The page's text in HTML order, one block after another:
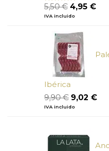
Valorado
con
de
5
5,50€ El
precio
era:
5,50 €.
4,95 €El
IVA incluido
Ibérica
9,90€ El
precio
9,90 €.
9,02 €El
IVA incluido